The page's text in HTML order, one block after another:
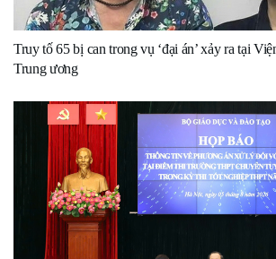
Truy tố 65 bị can trong vụ ‘đại án’ xảy ra tại
Trung ương